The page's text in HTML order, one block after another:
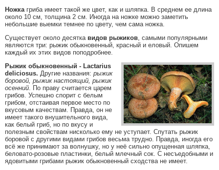
Ножка гриба имеет такой же цвет, как и шляпка. В среднем ее длина
около 10 см, толщина 2 см. Иногда на ножке можно заметить
небольшие выемки темнее по цвету, чем сама ножка.
Существует около десятка видов рыжиков , самыми популярными
являются три: рыжик обыкновенный, красный и еловый. Опишем
каждый их этих видов поподробнее.
Рыжик обыкновенный - Lactarius
deliciosus. Другие названия: рыжик
боровой, рыжик настоящий, рыжик
осенний . По праву считается царем
грибов. Успешно спорит с белым
грибом, отстаивая первое место по
вкусовым качествам. Правда, он не
имеет такого внушительного вида,
как белый гриб, но по вкусу и
полезным свойствам нисколько ему не уступает. Спутать рыжик
боровой с другими видами грибов весьма трудно. Правда, иногда его
всё же принимают за волнушку, но у неё сильно опущенная шляпка,
беловато-розовые пластинки, белый млечный сок. С несъедобными и
ядовитыми грибами рыжик обыкновенный сходства не имеет.